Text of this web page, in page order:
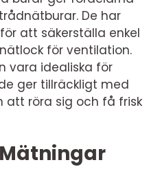
De har
att säkerställa enkel
för ventilation.
vara idealiska för
ger tillräckligt med
röra sig och få frisk